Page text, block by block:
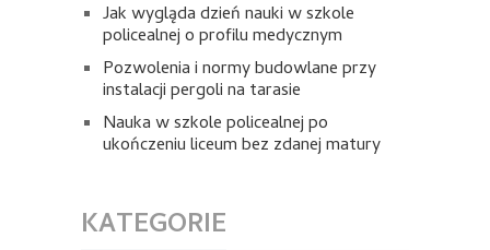
Jak wygląda dzień nauki w szkole
policealnej o profilu medycznym
Pozwolenia i normy budowlane przy
instalacji pergoli na tarasie
Nauka w szkole policealnej po
ukończeniu liceum bez zdanej matury
KATEGORIE